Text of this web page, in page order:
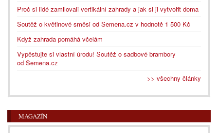
Proč si lidé zamilovali vertikální zahrady a jak si ji vytvořit doma
Soutěž o květinové směsi od Semena.cz v hodnotě 1 500 Kč
Když zahrada pomáhá včelám
Vypěstujte si vlastní úrodu! Soutěž o sadbové brambory
od Semena.cz
>> všechny články
MAGAZÍN